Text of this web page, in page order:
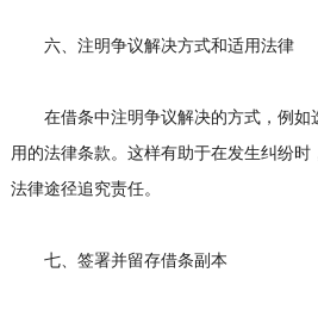
六、注明争议解决方式和适用法律
在借条中注明争议解决的方式，例如
用的法律条款。这样有助于在发生纠纷
法律途径追究责任。
七、签署并留存借条副本